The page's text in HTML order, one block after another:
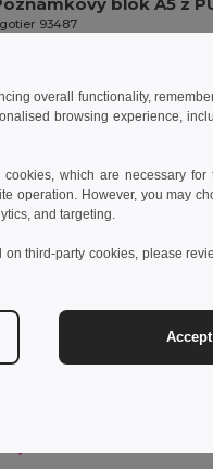
93487
Přidat do košíku
overall functionality,
browsing experience,
which are necessary for
operation. However, you may
and targeting.
on third-party cookies, please
Accept